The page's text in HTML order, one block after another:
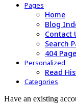
Pages
Home
Blog
Contact
Search
404 Page
Personalized
Read
Categories
Have an existing